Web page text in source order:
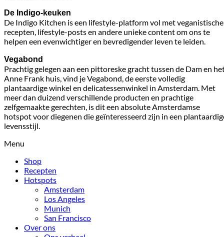
De Indigo-keuken
De Indigo Kitchen is een lifestyle-platform vol met veganistische
recepten, lifestyle-posts en andere unieke content om ons te
helpen een evenwichtiger en bevredigender leven te leiden.
Vegabond
Prachtig gelegen aan een pittoreske gracht tussen de Dam en
Anne Frank huis, vind je Vegabond, de eerste volledig
plantaardige winkel en delicatessenwinkel in Amsterdam. Met
meer dan duizend verschillende producten en prachtige
zelfgemaakte gerechten, is dit een absolute Amsterdamse
hotspot voor diegenen die geïnteresseerd zijn in een
levensstijl.
Menu
Shop
Recepten
Hotspots
Amsterdam
Los Angeles
Munich
San Francisco
Over ons